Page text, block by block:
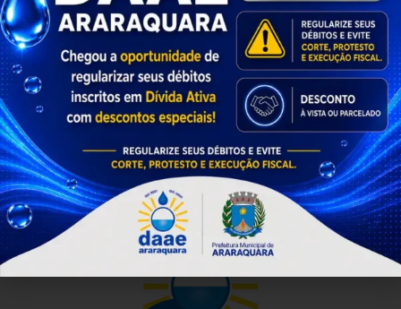
ou o aplicativo do Daae.
Divisão de Comunicação, Relações Públicas e Eventos – 13 de abril de 2026